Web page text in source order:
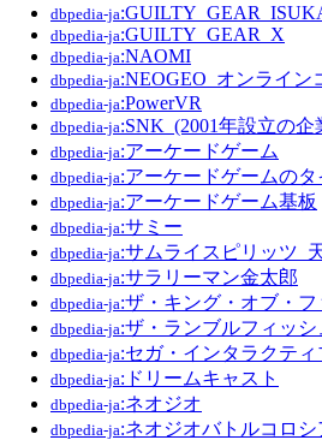
dbpedia-ja
dbpedia-ja:GUILTY_GEAR_X
dbpedia-ja:NAOMI
dbpedia-ja:NEOGEO_オンライン
dbpedia-ja:PowerVR
dbpedia-ja:SNK_(2001年設立の企
dbpedia-ja:アーケードゲーム
dbpedia-ja:アーケードゲームの
dbpedia-ja:アーケードゲーム基板
dbpedia-ja:サミー
dbpedia-ja:サムライスピリッツ_
dbpedia-ja:サラリーマン金太郎
dbpedia-ja:ザ・キング・オブ・
dbpedia-ja:ザ・ランブルフィッシ
dbpedia-ja:セガ・インタラクティ
dbpedia-ja:ドリームキャスト
dbpedia-ja:ネオジオ
dbpedia-ja:ネオジオバトルコロシ